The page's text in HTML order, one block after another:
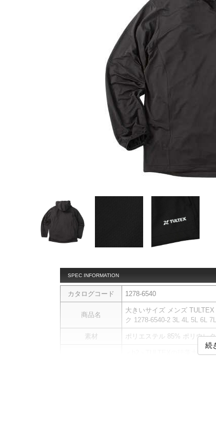
SPEC INFORMATION
カタログコード 1278-6540
商品名
大きいサイズ メンズ
ク 1278-6540-2 3L 4L 5L 6L
素材 ポリエステル 85% ポリウレ
＜h2＞TULTEXの珪藻土配合
珪藻土が生み出す、究極の
シンプルで着回しやすいフ
ネイビー・ブラック・カー
・珪藻土をナノレベルで繊
続